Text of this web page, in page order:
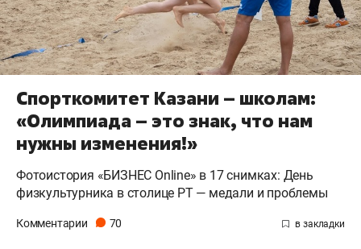
Спорткомитет Казани – школам:
«Олимпиада – это знак, что нам
нужны изменения!»
Фотоистория «БИЗНЕС Online» в 17 снимках: День
физкультурника в столице РТ — медали и проблемы
Комментарии 70